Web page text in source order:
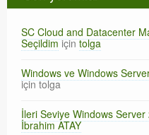
SC Cloud and Datacenter
Seçildimiçintolga
Windows ve Windows
içintolga
İleri Seviye Windows Server
İbrahim ATAY